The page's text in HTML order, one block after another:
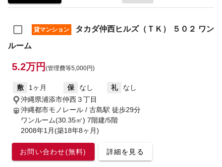
貸マンション
タカダ仲西ヒルズ（ＴＫ） ５０２ ワン
ルーム
5.2万円 (管理費等5,000円)
敷 1ヶ月 保 なし 礼
なし
沖縄県浦添市仲西３丁目
沖縄都市モノレール / 古島駅 徒歩29分
ワンルーム(30.35㎡) 7階建/5階
2008年1月(築18年8ヶ月)
お問い合わせ(無料) 詳細を見る